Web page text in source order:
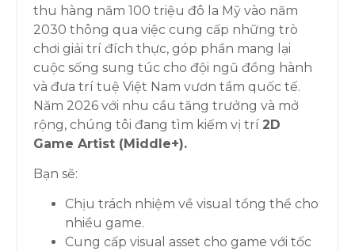
thu hàng năm 100 triệu đô la Mỹ vào năm
2030 thông qua việc cung cấp những trò
chơi giải trí đích thực, góp phần mang lại
cuộc sống sung túc cho đội ngũ đồng hành
và đưa trí tuệ Việt Nam vươn tầm quốc tế.
Năm 2026 với nhu cầu tăng trưởng và mở
rộng, chúng tôi đang tìm kiếm vị trí 2D
Game Artist (Middle+).
Bạn sẽ:
Chịu trách nhiệm về visual tổng thể cho
nhiều game.
Cung cấp visual asset cho game với tốc